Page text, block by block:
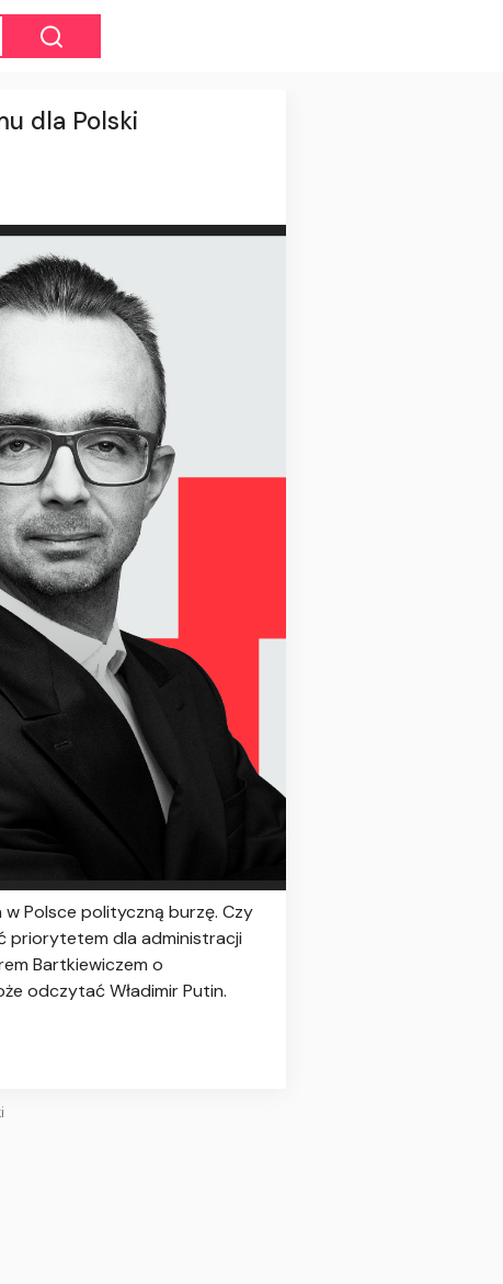
dla Polski
Polsce polityczną burzę. Czy
priorytetem dla administracji
Bartkiewiczem o
odczytać Władimir Putin.